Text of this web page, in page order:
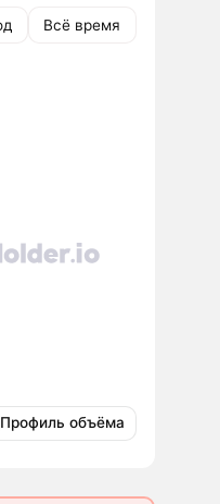
Всё время
Профиль объёма